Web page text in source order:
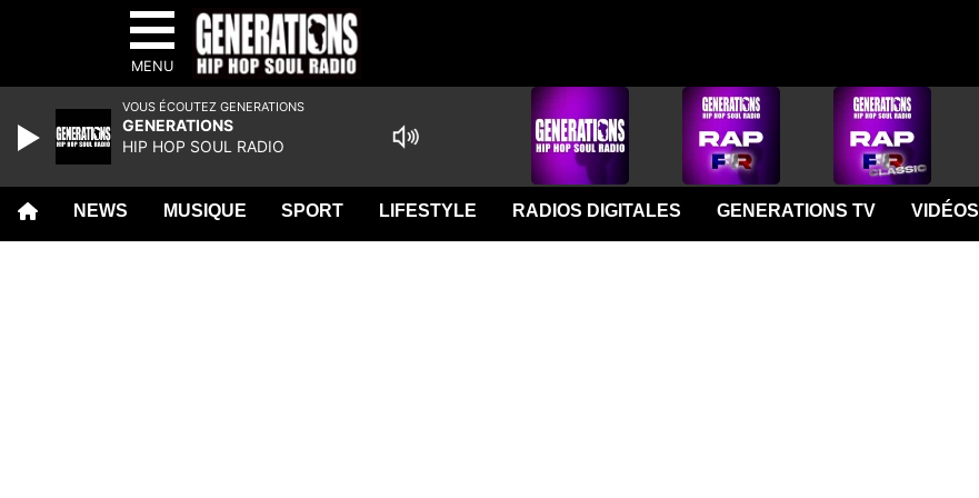
MENU
NEWS MUSIQUE SPORT LIFESTYLE RADIOS DIGITALES GENERATIONS TV VIDÉOS
VOUS ÉCOUTEZ GENERATIONS
GENERATIONS
HIP HOP SOUL RADIO